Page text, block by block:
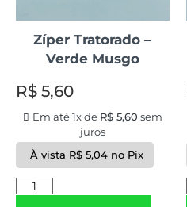
Zíper Tratorado –
Verde Musgo
R$ 5,60
Em até 1x de R$5,60 sem
juros
À vista R$5,04 no Pix